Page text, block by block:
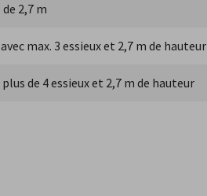
2,7 m
max. 3 essieux et 2,7 m de hauteur
de 4 essieux et 2,7 m de hauteur